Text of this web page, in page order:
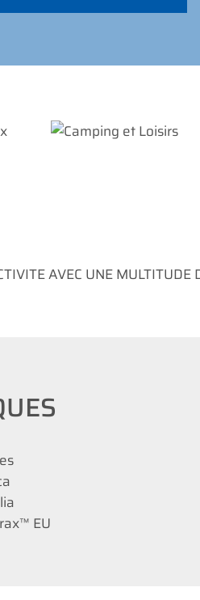
Loisirs
AVEC UNE
EU